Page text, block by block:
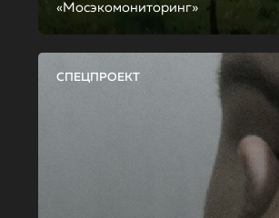
«Мосэкомониторинг»
СПЕЦПРОЕКТ